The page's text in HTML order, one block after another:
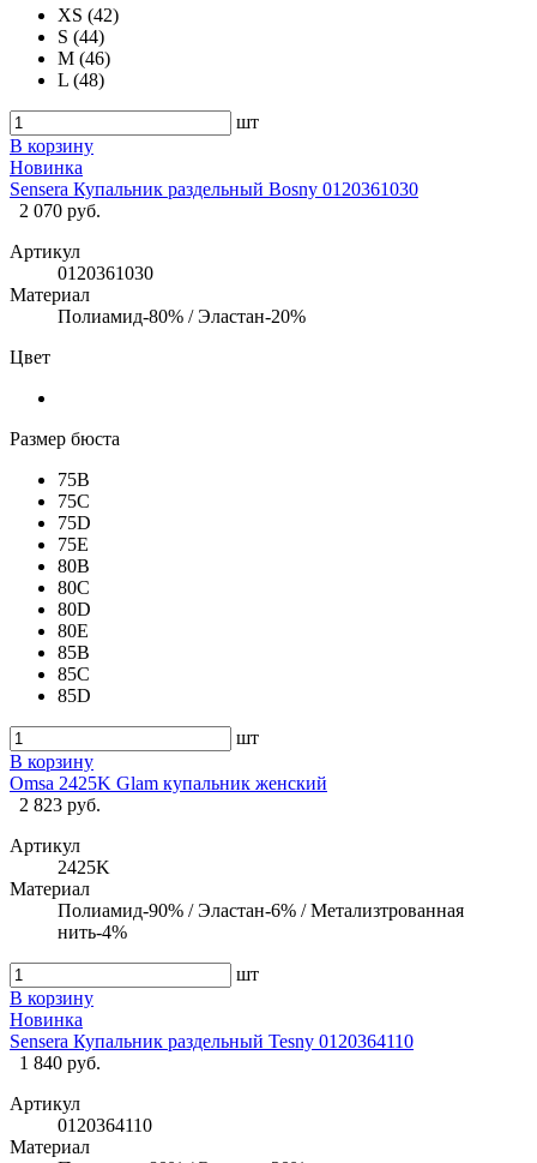
XS (42)
S (44)
M (46)
L (48)
шт
В корзину
Новинка
Sensera Купальник раздельный Bosny 0120361030
2 070 руб.
Артикул
0120361030
Материал
Полиамид-80% / Эластан-20%
Цвет
Размер бюста
75B
75C
75D
75E
80B
80C
80D
80E
85B
85C
85D
шт
В корзину
Omsa 2425K Glam купальник женский
2 823 руб.
Артикул
2425K
Материал
Полиамид-90% / Эластан-6% / Метализтрованная
нить-4%
шт
В корзину
Новинка
Sensera Купальник раздельный Tesny 0120364110
1 840 руб.
Артикул
0120364110
Материал